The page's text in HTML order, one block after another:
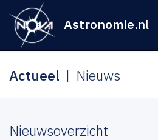
Astronomie.nl
Actueel Nieuws
Nieuwsoverzicht